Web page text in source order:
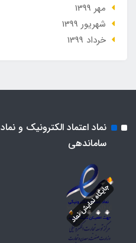
مهر 1399
شهریور 1399
خرداد 1399
نماد اعتماد الکترونیک و نماد
ساماندهی